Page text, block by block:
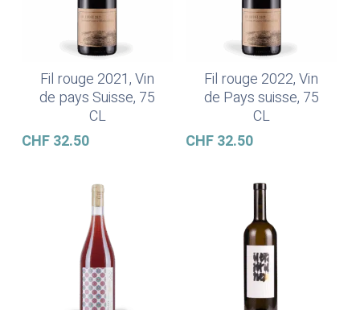
Lire La Suite
Fil rouge 2021, Vin
de pays Suisse, 75
CL
CHF32.50
Ajouter Au Panier
Fil rouge 2022, Vin
de Pays suisse, 75
CL
CHF32.50